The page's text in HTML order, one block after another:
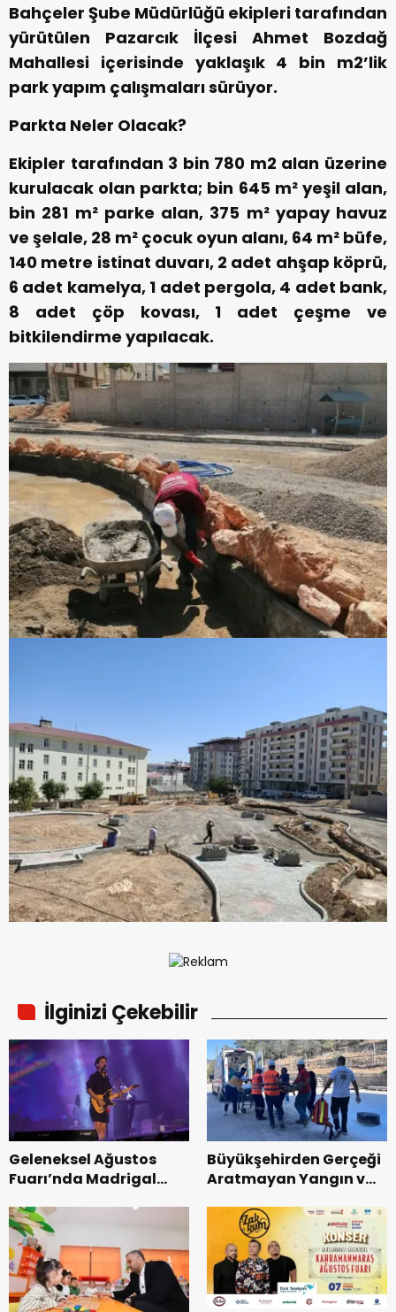
Bahçeler Şube Müdürlüğü ekipleri tarafından
yürütülen Pazarcık İlçesi Ahmet Bozdağ
Mahallesi içerisinde yaklaşık 4 bin m2’lik
park yapım çalışmaları sürüyor.
Parkta Neler Olacak?
Ekipler tarafından 3 bin 780 m2 alan üzerine
kurulacak olan parkta; bin 645 m² yeşil alan,
bin 281 m² parke alan, 375 m² yapay havuz
ve şelale, 28 m² çocuk oyun alanı, 64 m² büfe,
140 metre istinat duvarı, 2 adet ahşap köprü,
6 adet kamelya, 1 adet pergola, 4 adet bank,
8 adet çöp kovası, 1 adet çeşme ve
bitkilendirme yapılacak.
İlginizi Çekebilir
Geleneksel Ağustos
Fuarı’nda Madrigal
Büyükşehirden Gerçeği
Aratmayan Yangın ve